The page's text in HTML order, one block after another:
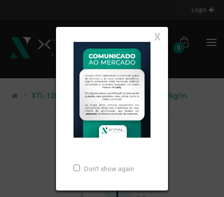
Login
0
X
Don't show again
XTL-1262 - (XA-278N) - PESO LINEAR: 1,431kg/m